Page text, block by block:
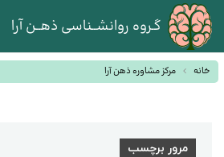
گـروه روانشــناسی ذهــن آرا
خانه مرکز مشاوره ذهن آرا
مرور برچسب